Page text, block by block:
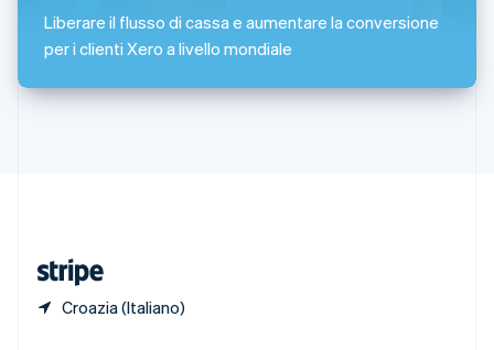
Liberare il flusso di cassa e aumentare la conversione
per i clienti Xero a livello mondiale
Croazia (Italiano)
Spagna
Español English
Stati Uniti
Svezia